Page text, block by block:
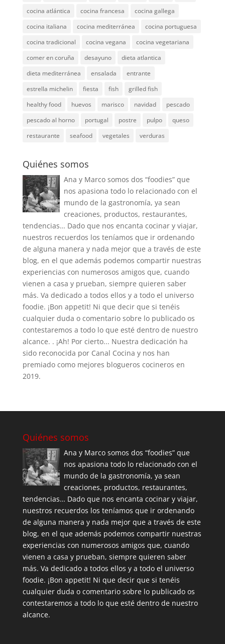
cocina atlántica
cocina francesa
cocina gallega
cocina italiana
cocina mediterránea
cocina portuguesa
cocina tradicional
cocina vegana
cocina vegetariana
comer en coruña
desayuno
dieta atlantica
dieta mediterránea
ensalada
entrante
estrella michelin
fiesta fish
grilled fish
healthy food
huevos marisco navidad
pescado
pescado al horno
portugal postre pulpo
queso
restaurante
seafood vegetales verduras
Quiénes somos
Ana y Marco somos dos “foodies” que
nos apasiona todo lo relacionado con el
mundo de la gastronomía, ya sean
creaciones, productos, restaurantes,
tendencias… Dado que nos encanta cocinar y viajar,
nuestros recuerdos los teníamos que ir ordenando
de alguna manera y nada mejor que a través de este
blog, en el que además podemos compartir nuestras
experiencias con numerosos amigos que, cuando
vienen a casa y prueban, siempre quieren saber
más. Va dedicado a todos ellos y a todo el universo
foodie. ¡Bon appetit! Ni que decir que si tenéis
cualquier duda o comentario sobre lo publicado os
contestaremos a todo lo que esté dentro de nuestro
alcance. . ¡Ah! Por cierto... Nuestra dedicación ha
sido reconocida por Canal Cocina y nos han
premiado como mejores blogueros cocineros en
2019.
Quiénes somos
Ana y Marco somos dos “foodies” que
nos apasiona todo lo relacionado con el
mundo de la gastronomía, ya sean
creaciones, productos, restaurantes,
tendencias… Dado que nos encanta cocinar y viajar,
nuestros recuerdos los teníamos que ir ordenando
de alguna manera y nada mejor que a través de este
blog, en el que además podemos compartir nuestras
experiencias con numerosos amigos que, cuando
vienen a casa y prueban, siempre quieren saber
más. Va dedicado a todos ellos y a todo el universo
foodie. ¡Bon appetit! Ni que decir que si tenéis
cualquier duda o comentario sobre lo publicado os
contestaremos a todo lo que esté dentro de nuestro
alcance.